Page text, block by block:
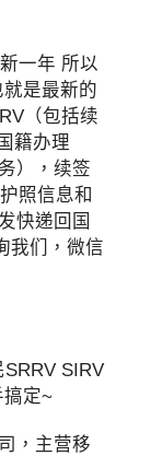
一年 所以
就是最新的
（包括续
籍办理
），续签
照信息和
快递回国
我们，微信
SIRV
搞定~
，主营移